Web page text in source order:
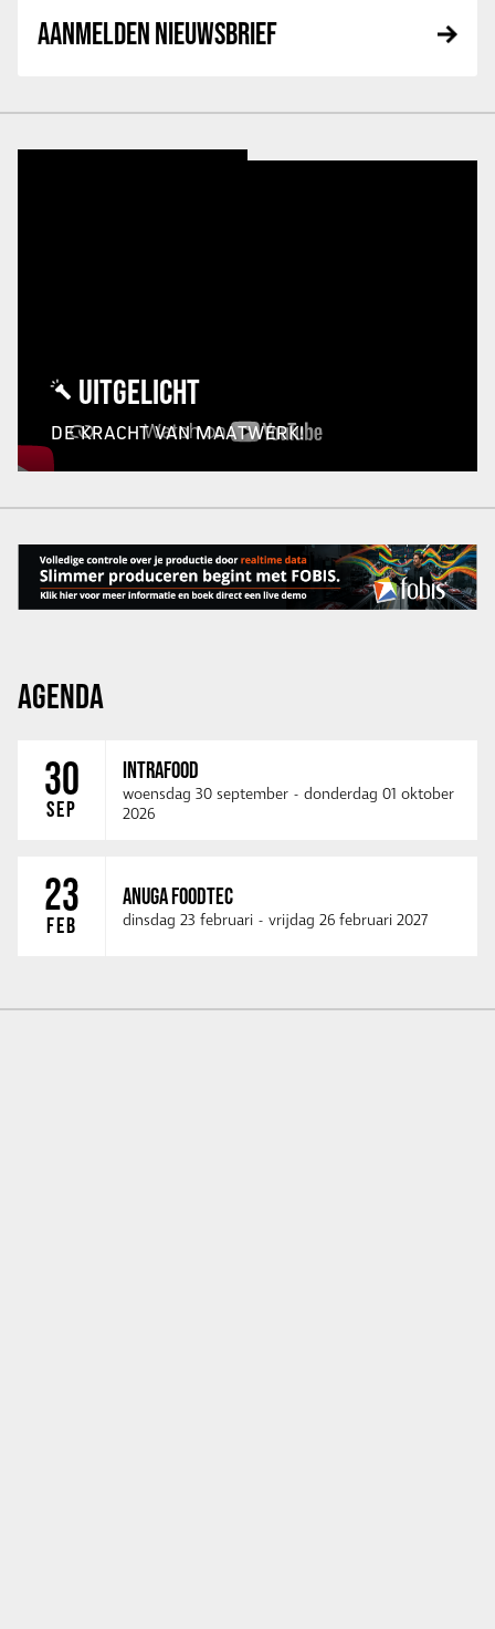
AANMELDEN NIEUWSBRIEF
UITGELICHT
DE KRACHT VAN MAATWERK!
AGENDA
30
SEP
INTRAFOOD
woensdag 30 september - donderdag 01 oktober
2026
23
FEB
ANUGA FOODTEC
dinsdag 23 februari - vrijdag 26 februari 2027